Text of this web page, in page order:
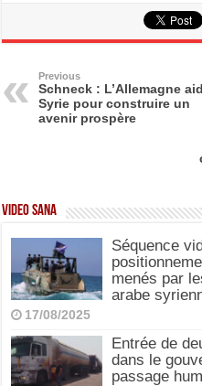
b
o
d
o
ail ar
Previous
Schneck : L’Allemagne
Syrie pour construire un
avenir prospère
Video SANA
Séquence
menés par
arabe
17/08/2025
Entrée de
dans le
passage